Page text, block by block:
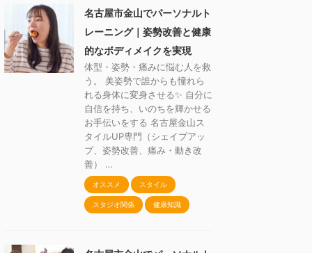
名古屋市金山でパーソナルト
レーニング｜姿勢改善と健康
的なボディメイクを実現
体型・姿勢・痛みに悩む人を救
う。 美姿勢で誰からも憧れら
れる身体に変身させる✨ 自分に
自信を持ち、いのちを輝かせる
お手伝いをする 名古屋金山ス
タイルUP専門（シェイプアッ
プ、姿勢改善、痛み・動き改
善） …
オススメ スタイル
スタジオ関係 健康知識